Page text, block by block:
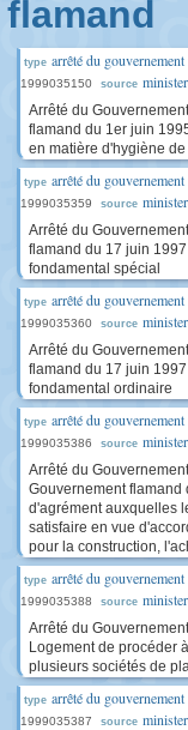
flamand
type arrêté du
1999035150 source
Arrêté du
flamand du 1er juin
en matière d'hygiène
type arrêté du
1999035359 source
Arrêté du
flamand du 17 juin
fondamental spécial
type arrêté du
1999035360 source
Arrêté du
flamand du 17 juin
fondamental ordinaire
type arrêté du
1999035386 source
Arrêté du
Gouvernement
d'agrément auxquelles
satisfaire en vue
pour la construction,
type arrêté du
1999035388 source
Arrêté du
Logement de procéder
plusieurs sociétés de
type arrêté du
1999035387 source